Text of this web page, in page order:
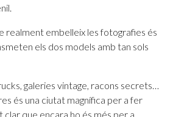
realment embelleix les fotografies és
els dos models amb tan sols
galeries vintage, racons secrets…
és una ciutat magnífica per a fer
clar que encara ho és més per a